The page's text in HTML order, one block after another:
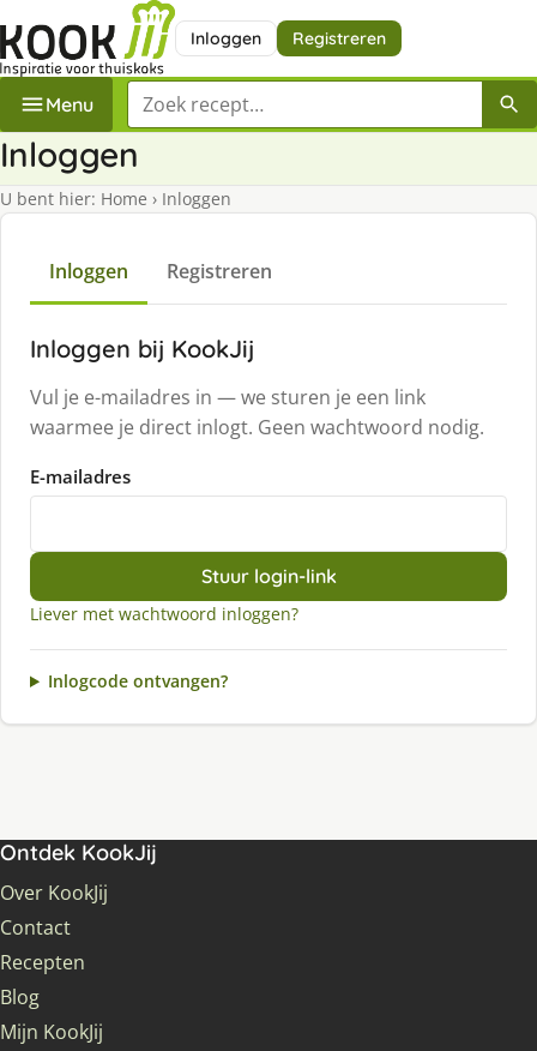
Inloggen Registreren
Menu Zoek een recept
Inloggen
U bent hier: Home › Inloggen
Inloggen Registreren
Inloggen bij KookJij
Vul je e-mailadres in — we sturen je een link
waarmee je direct inlogt. Geen wachtwoord nodig.
E-mailadres
Stuur login-link
Liever met wachtwoord inloggen?
Inlogcode ontvangen?
Ontdek KookJij
Over KookJij
Contact
Recepten
Blog
Mijn KookJij